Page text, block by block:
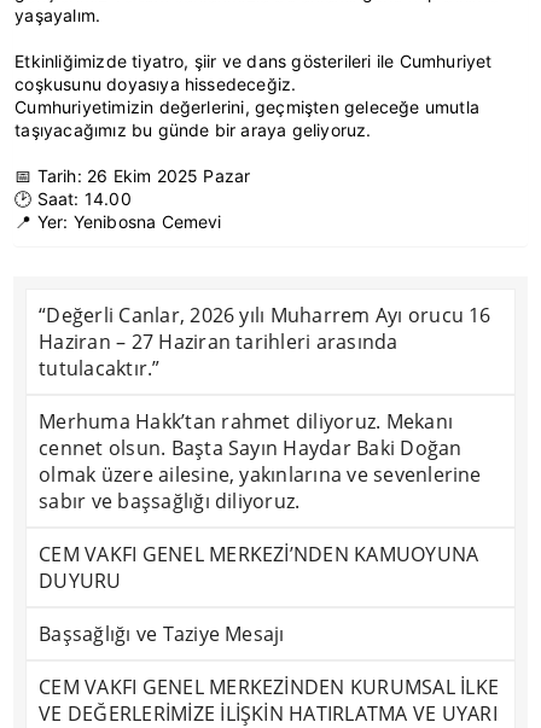
yaşayalım.
Etkinliğimizde tiyatro, şiir ve dans gösterileri ile Cumhuriyet
coşkusunu doyasıya hissedeceğiz.
Cumhuriyetimizin değerlerini, geçmişten geleceğe umutla
taşıyacağımız bu günde bir araya geliyoruz.
📅 Tarih: 26 Ekim 2025 Pazar
🕑 Saat: 14.00
📍 Yer: Yenibosna Cemevi
“Değerli Canlar, 2026 yılı Muharrem Ayı orucu 16
Haziran – 27 Haziran tarihleri arasında
tutulacaktır.”
Merhuma Hakk’tan rahmet diliyoruz. Mekanı
cennet olsun. Başta Sayın Haydar Baki Doğan
olmak üzere ailesine, yakınlarına ve sevenlerine
sabır ve başsağlığı diliyoruz.
CEM VAKFI GENEL MERKEZİ’NDEN KAMUOYUNA
DUYURU
Başsağlığı ve Taziye Mesajı
CEM VAKFI GENEL MERKEZİNDEN KURUMSAL İLKE
VE DEĞERLERİMİZE İLİŞKİN HATIRLATMA VE UYARI